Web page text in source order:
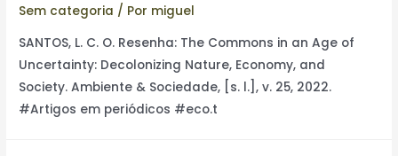
Sem categoria / Por miguel
SANTOS, L. C. O. Resenha: The Commons in an Age of
Uncertainty: Decolonizing Nature, Economy, and
Society. Ambiente & Sociedade, [s. l.], v. 25, 2022.
#Artigos em periódicos #eco.t